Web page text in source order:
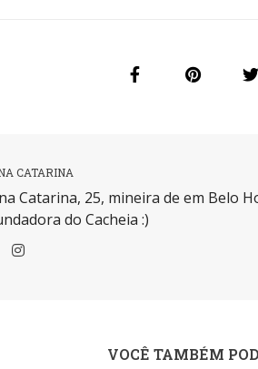
CATARINA
Catarina, 25, mineira de em Belo
do Cacheia :)
VOCÊ TAMBÉM